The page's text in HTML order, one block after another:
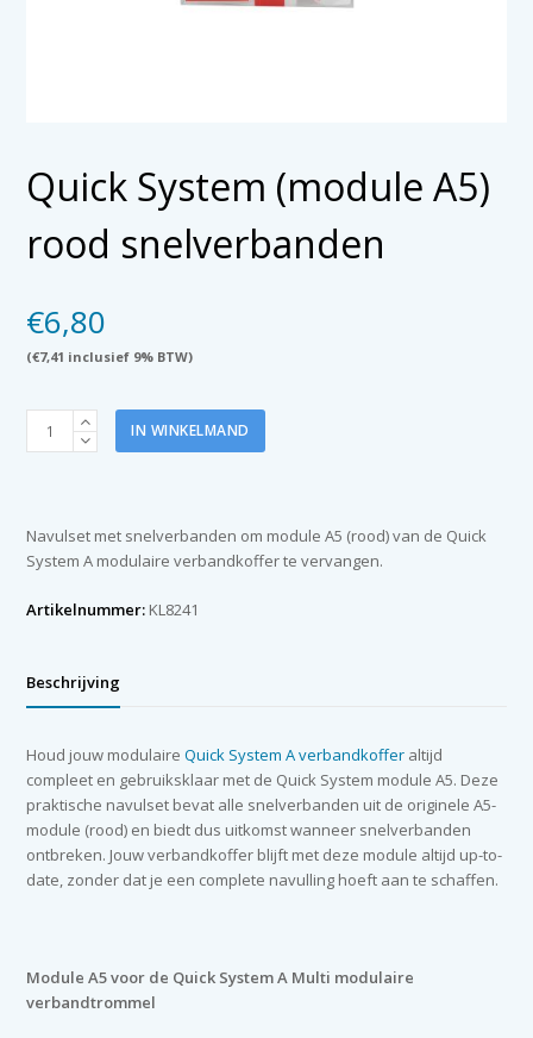
Quick System (module A5)
rood snelverbanden
€6,80
(€7,41 inclusief 9% BTW)
Quick
System
snelverbanden
aantal
IN WINKELMAND
Navulset met snelverbanden om module A5 (rood) van de Quick
System A modulaire verbandkoffer te vervangen.
Artikelnummer: KL8241
Beschrijving
Houd jouw modulaireQuick System A verbandkoffer altijd
compleet en gebruiksklaar met de Quick System module A5. Deze
praktische navulset bevat alle snelverbanden uit de originele A5-
module (rood) en biedt dus uitkomst wanneer snelverbanden
ontbreken. Jouw verbandkoffer blijft met deze module altijd up-to-
date, zonder dat je een complete navulling hoeft aan te schaffen.
Module A5 voor de Quick System A Multi modulaire
verbandtrommel